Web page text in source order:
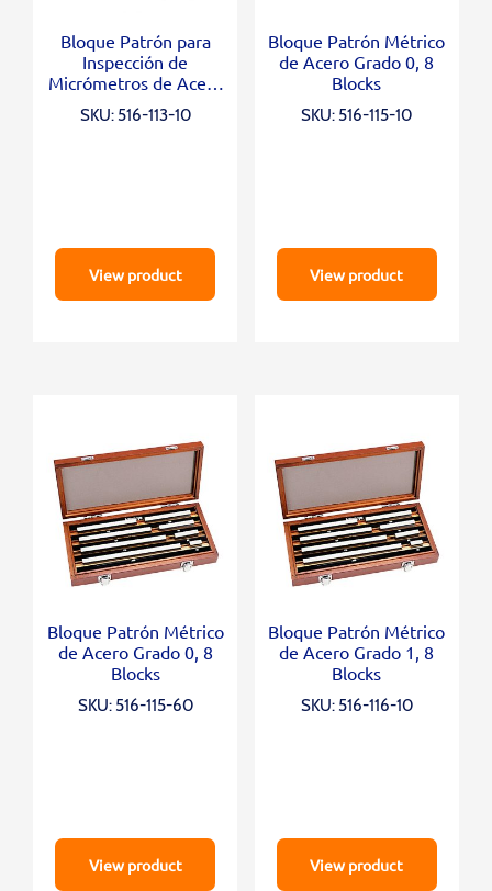
Bloque Patrón para
Inspección de
Micrómetros de Acero
Grado 2, 16 Blocks,
Opt. Parallel
SKU: 516-113-10
View product
Bloque Patrón Métrico
de Acero Grado 0, 8
Blocks
SKU: 516-115-10
View product
Bloque Patrón Métrico
de Acero Grado 0, 8
Blocks
SKU: 516-115-60
View product
Bloque Patrón Métrico
de Acero Grado 1, 8
Blocks
SKU: 516-116-10
View product